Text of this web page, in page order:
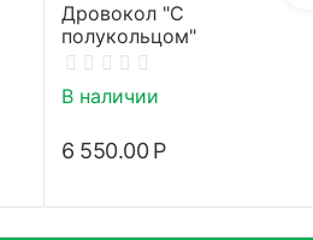
Дровокол "С
полукольцом"
В наличии
6 550.00 Р